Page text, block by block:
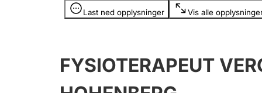
Last ned opplysninger Vis alle
Opplysninger er skjult
FYSIOTERAPEUT